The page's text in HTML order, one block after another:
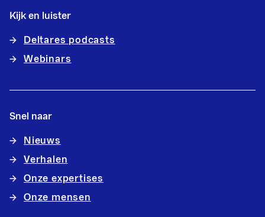
Kijk en luister
Deltares podcasts
Webinars
Snel naar
Nieuws
Verhalen
Onze expertises
Onze mensen